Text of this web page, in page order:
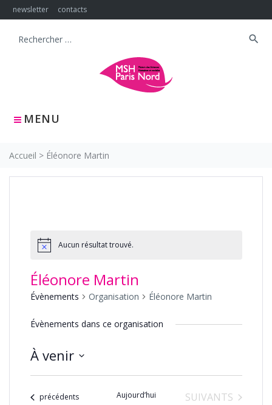
Skip
to
newsletter contacts
MENU
Search
search
Accueil > Éléonore Martin
Aucun résultat trouvé.
Éléonore Martin
Évènements Organisation Éléonore Martin
Évènements dans ce organisation
À venir
date.Évènements
précédents Aujourd’hui ÉVÈNEMENTS
SUIVANTS